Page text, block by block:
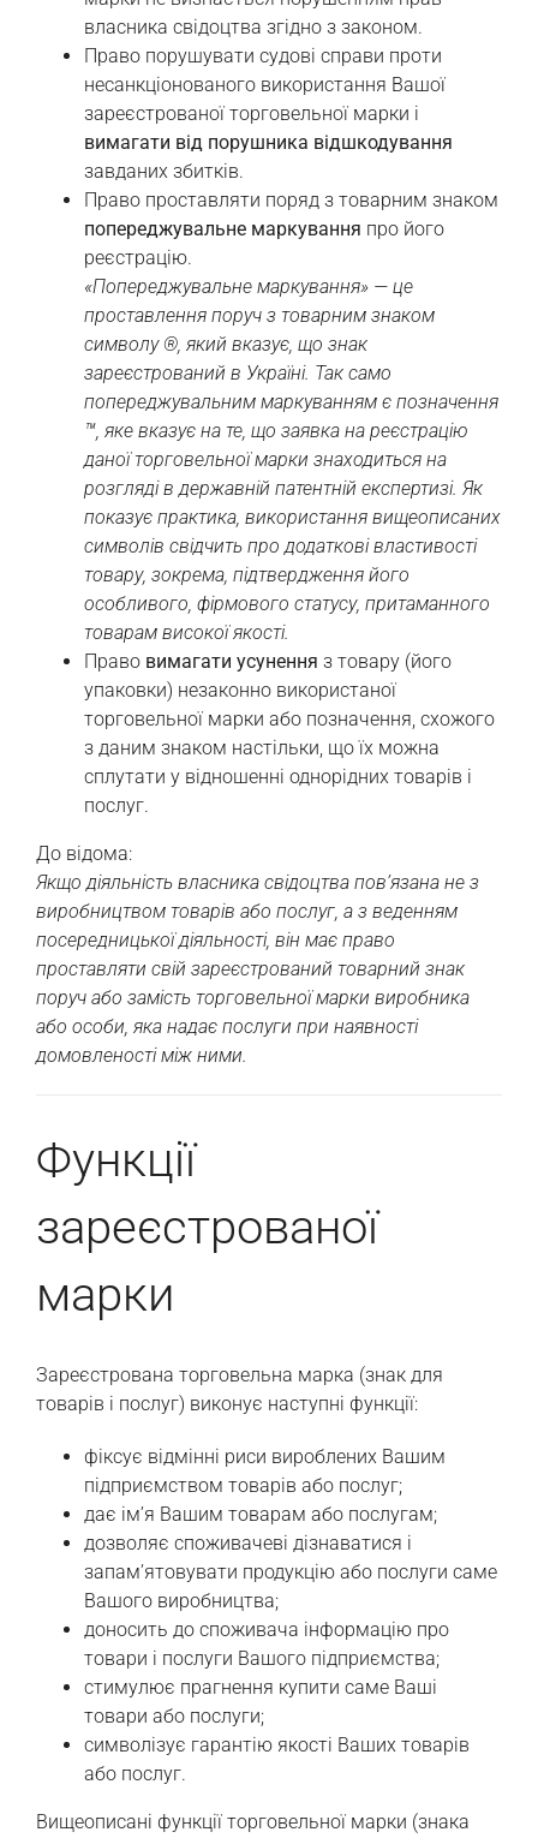
власника свідоцтва згідно з законом.
Право порушувати судові справи проти
несанкціонованого використання Вашої
зареєстрованої торговельної марки і
вимагати від порушника відшкодування
завданих збитків.
Право проставляти поряд з товарним знаком
попереджувальне маркування про його
реєстрацію.
«Попереджувальне маркування» — це
проставлення поруч з товарним знаком
символу ®, який вказує, що знак
зареєстрований в Україні. Так само
попереджувальним маркуванням є позначення
™, яке вказує на те, що заявка на реєстрацію
даної торговельної марки знаходиться на
розгляді в державній патентній експертизі. Як
показує практика, використання вищеописаних
символів свідчить про додаткові властивості
товару, зокрема, підтвердження його
особливого, фірмового статусу, притаманного
товарам високої якості.
Право вимагати усунення з товару (його
упаковки) незаконно використаної
торговельної марки або позначення, схожого
з даним знаком настільки, що їх можна
сплутати у відношенні однорідних товарів і
послуг.
До відома:
Якщо діяльність власника свідоцтва пов’язана не з
виробництвом товарів або послуг, а з веденням
посередницької діяльності, він має право
проставляти свій зареєстрований товарний знак
поруч або замість торговельної марки виробника
або особи, яка надає послуги при наявності
домовленості між ними.
Функції
зареєстрованої
марки
Зареєстрована торговельна марка (знак для
товарів і послуг) виконує наступні функції:
фіксує відмінні риси вироблених Вашим
підприємством товарів або послуг;
дає ім’я Вашим товарам або послугам;
дозволяє споживачеві дізнаватися і
запам’ятовувати продукцію або послуги саме
Вашого виробництва;
доносить до споживача інформацію про
товари і послуги Вашого підприємства;
стимулює прагнення купити саме Ваші
товари або послуги;
символізує гарантію якості Ваших товарів
або послуг.
Вищеописані функції торговельної марки (знака